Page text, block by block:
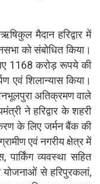
मैदान हरिद्वार में
को संबोधित किया।
1168 करोड़ रूपये की
एवं शिलान्यास किया।
अतिक्रमण वाले
ने हरिद्वार के शहरी
के लिए जर्मन बैंक की
एवं नगरीय क्षेत्र में
व्यवस्था सहित
योजनाओं से हरिपुरकलां,